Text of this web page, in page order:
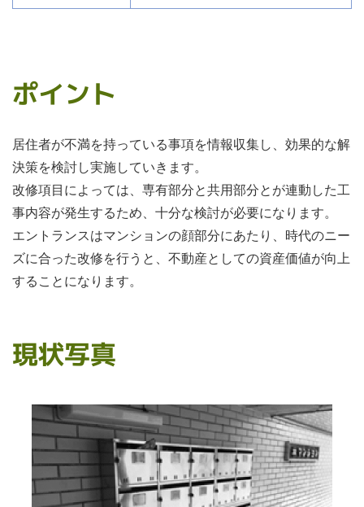
ポイント
居住者が不満を持っている事項を情報収集し、効果的な解
決策を検討し実施していきます。
改修項目によっては、専有部分と共用部分とが連動した工
事内容が発生するため、十分な検討が必要になります。
エントランスはマンションの顔部分にあたり、時代のニー
ズに合った改修を行うと、不動産としての資産価値が向上
することになります。
現状写真